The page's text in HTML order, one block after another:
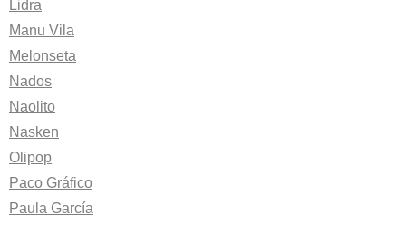
Lidra
Manu Vila
Melonseta
Nados
Naolito
Nasken
Olipop
Paco Gráfico
Paula García